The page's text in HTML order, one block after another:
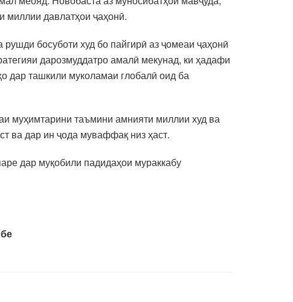
миллии давлатҳои ҷаҳонӣ.
босуботи худ бо пайгирӣ аз ҷомеаи ҷаҳонӣ
дарозмуддатро амалӣ мекунад, ки ҳадафи
ташкили муколамаи глобалӣ оид ба
муҳимтарини таъмини амнияти миллии худ ва
ва дар ин ҷода муваффақ низ ҳаст.
дар муқобили падидаҳои мураккабу